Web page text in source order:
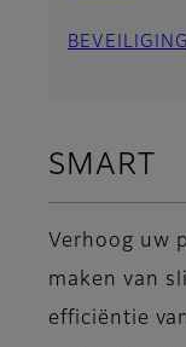
BEVEILIGING
SMART
Verhoog uw
maken van
efficiëntie